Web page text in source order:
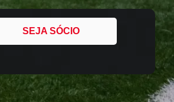
SEJA SÓCIO